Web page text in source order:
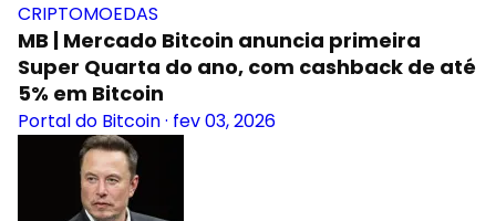
CRIPTOMOEDAS
MB | Mercado Bitcoin anuncia primeira
Super Quarta do ano, com cashback de até
5% em Bitcoin
Portal do Bitcoin· fev 03, 2026